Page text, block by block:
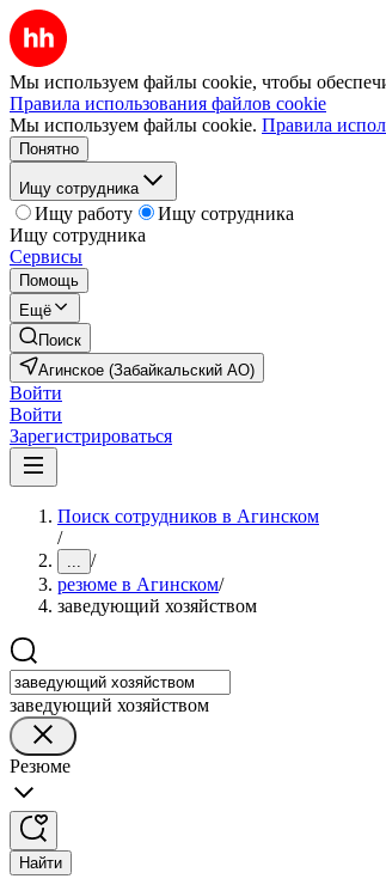
Мы используем файлы cookie, чтобы
Правила использования файлов cookie
Мы используем файлы cookie. Правила
Понятно
Ищу сотрудника
Ищу работу
Ищу сотрудника
Ищу сотрудника
Сервисы
Помощь
Ещё
Поиск
Агинское (Забайкальский АО)
Войти
Войти
Зарегистрироваться
Поиск сотрудников в Агинском
/
... /
резюме в Агинском/
заведующий хозяйством
заведующий хозяйством
Резюме
Найти